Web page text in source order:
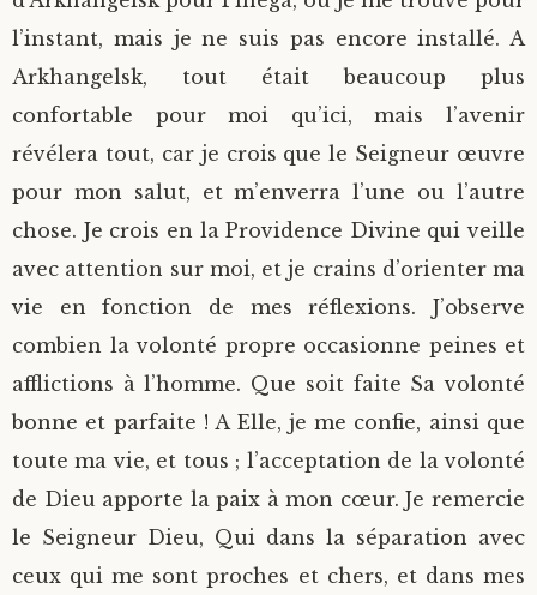
l’instant, mais je ne suis pas encore installé. A
Arkhangelsk, tout était beaucoup plus
confortable pour moi qu’ici, mais l’avenir
révélera tout, car je crois que le Seigneur œuvre
pour mon salut, et m’enverra l’une ou l’autre
chose. Je crois en la Providence Divine qui veille
avec attention sur moi, et je crains d’orienter ma
vie en fonction de mes réflexions. J’observe
combien la volonté propre occasionne peines et
afflictions à l’homme. Que soit faite Sa volonté
bonne et parfaite ! A Elle, je me confie, ainsi que
toute ma vie, et tous ; l’acceptation de la volonté
de Dieu apporte la paix à mon cœur. Je remercie
le Seigneur Dieu, Qui dans la séparation avec
ceux qui me sont proches et chers, et dans mes